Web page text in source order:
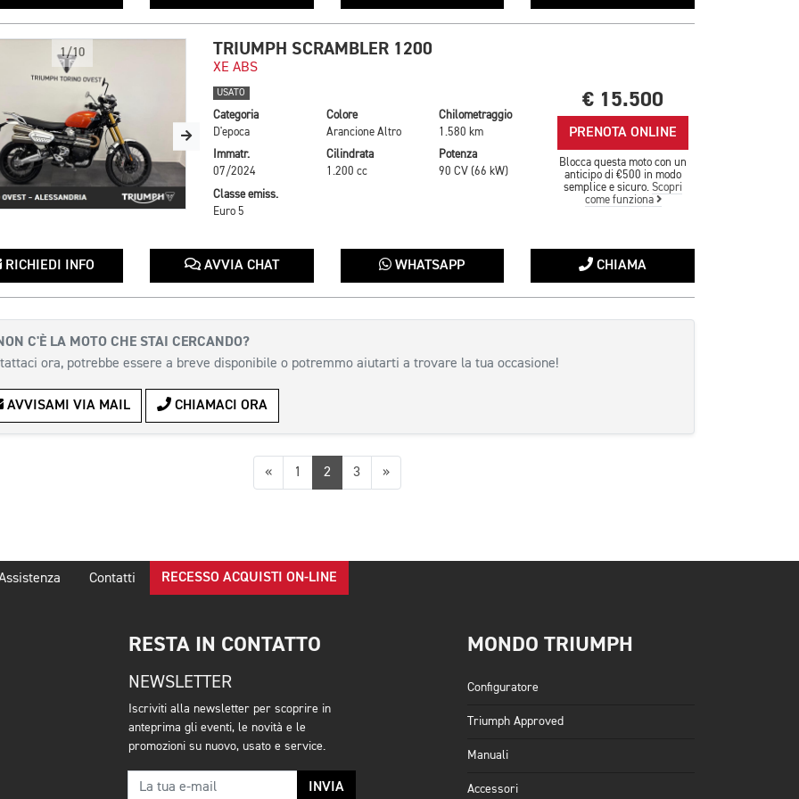
1/10 TRIUMPH SCRAMBLER 1200
XE ABS
USATO
Categoria
D'epoca
Colore
Arancione Altro
Chilometraggio
1.580 km
Immatr.
07/2024
Cilindrata
1.200 cc
Potenza
90 CV (66 kW)
Classe emiss.
Euro 5
€ 15.500
PRENOTA ONLINE
Blocca questa moto con un
anticipo di €500 in modo
semplice e sicuro.Scopri
come funziona
RICHIEDI INFO AVVIA CHAT WHATSAPP CHIAMA
C'È LA MOTO CHE STAI CERCANDO?
ora, potrebbe essere a breve disponibile o potremmo aiutarti a trovare la tua occasione!
AVVISAMI VIA MAIL CHIAMACI ORA
«Precedente
1 2 3 »Successiva
Contatti RECESSO ACQUISTI ON-LINE
RESTA IN CONTATTO
NEWSLETTER
Iscriviti alla newsletter per scoprire in
anteprima gli eventi, le novità e le
promozioni su nuovo, usato e service.
INVIA
MONDO TRIUMPH
Configuratore
Triumph Approved
Manuali
Accessori